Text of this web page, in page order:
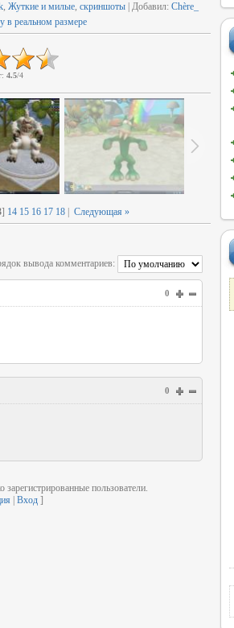
, Жуткие и милые, скриншоты| Добавил: Chère_
в реальном размере
: 4.5/4
] 14 15 16 17 18 Следующая »
вывода комментариев:
0
0
пользователи.
Вход ]